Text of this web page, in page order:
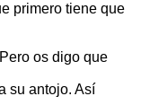
primero tiene que
os digo que
su antojo. Así